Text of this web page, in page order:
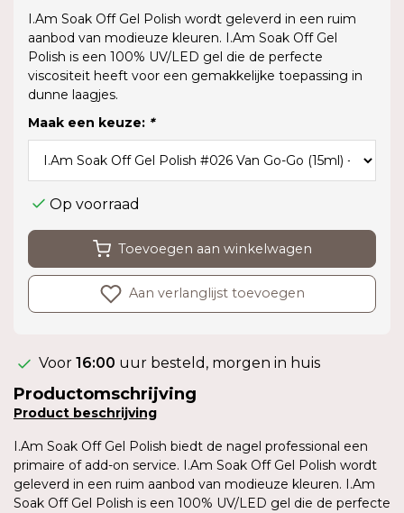
I.Am Soak Off Gel Polish wordt geleverd in een ruim
aanbod van modieuze kleuren. I.Am Soak Off Gel
Polish is een 100% UV/LED gel die de perfecte
viscositeit heeft voor een gemakkelijke toepassing in
dunne laagjes.
Maak een keuze: *
Op voorraad
Toevoegen aan winkelwagen
Aan verlanglijst toevoegen
Voor 16:00 uur besteld, morgen in huis
Productomschrijving
Product beschrijving
I.Am Soak Off Gel Polish biedt de nagel professional een
primaire of add-on service. I.Am Soak Off Gel Polish wordt
geleverd in een ruim aanbod van modieuze kleuren. I.Am
Soak Off Gel Polish is een 100% UV/LED gel die de perfecte